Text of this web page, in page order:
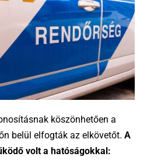
köszönhetően a
belül elfogták az elkövetőt. A
volt a hatóságokkal: